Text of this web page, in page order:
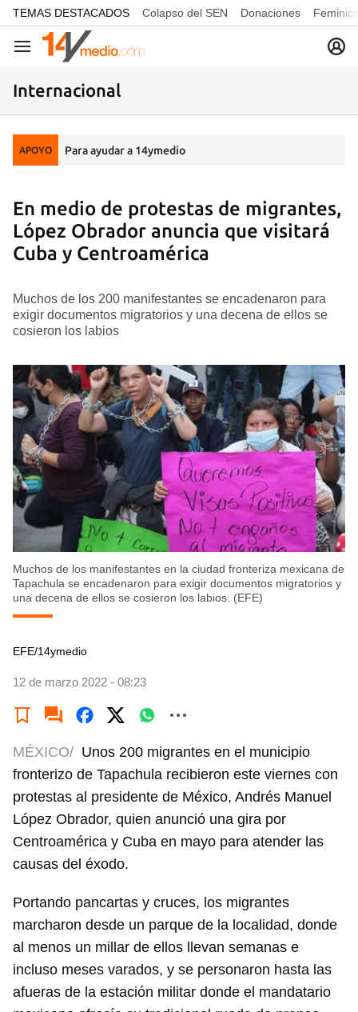
common.go-to-content
TEMAS DESTACADOS Colapso del SEN Donaciones
Navegación
Internacional
APOYO Para ayudar a 14ymedio
En medio de protestas de migrantes,
López Obrador anuncia que visitará
Cuba y Centroamérica
Muchos de los 200 manifestantes se encadenaron para
exigir documentos migratorios y una decena de ellos se
cosieron los labios
Muchos de los manifestantes en la ciudad fronteriza mexicana de
Tapachula se encadenaron para exigir documentos migratorios y
una decena de ellos se cosieron los labios. (EFE)
EFE/14ymedio
12 de marzo 2022 - 08:23
MÉXICO/ Unos 200 migrantes en el municipio
fronterizo de Tapachula recibieron este viernes con
protestas al presidente de México, Andrés Manuel
López Obrador, quien anunció una gira por
Centroamérica y Cuba en mayo para atender las
causas del éxodo.
Portando pancartas y cruces, los migrantes
marcharon desde un parque de la localidad, donde
al menos un millar de ellos llevan semanas e
incluso meses varados, y se personaron hasta las
afueras de la estación militar donde el mandatario